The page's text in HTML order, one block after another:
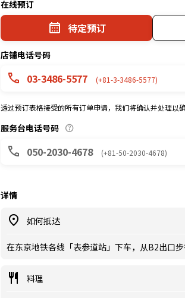
在线预订
待定预订
店铺电话号码
03-3486-5577 (+81-3-3486-5577)
透过预订表格接受的所有订单申请，我们将确认并处理以确
服务台电话号码
050-2030-4678 (+81-50-2030-4678)
详情
如何抵达
在东京地铁各线「表参道站」下车，从B2出口
料理